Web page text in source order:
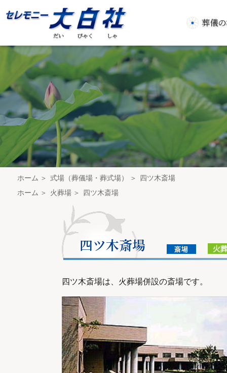
葬儀
ホーム 式場（葬儀場・葬式場）
四ツ木斎場
ホーム
火葬場 四ツ木斎場
四ツ木斎場
四ツ木斎場は、火葬場併設の斎場です。